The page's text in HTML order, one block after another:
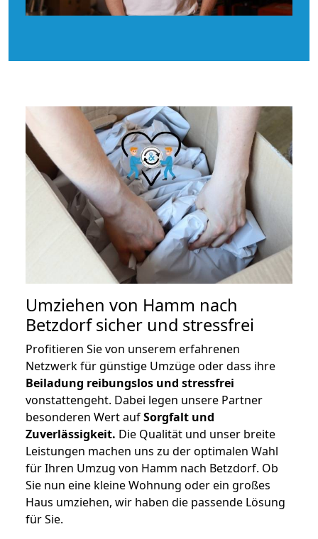
Umziehen von Hamm nach
Betzdorfsicher und stressfrei
Profitieren Sie von unserem erfahrenen
Netzwerk für günstige Umzüge oder dass ihre
Beiladung reibungslos und stressfrei
vonstattengeht. Dabei legen unsere Partner
besonderen Wert aufSorgfalt und
Zuverlässigkeit. Die Qualität und unser breite
Leistungen machen uns zu der optimalen Wahl
für Ihren Umzug von Hamm nach Betzdorf. Ob
Sie nun eine kleine Wohnung oder ein großes
Haus umziehen, wir haben die passende Lösung
für Sie.